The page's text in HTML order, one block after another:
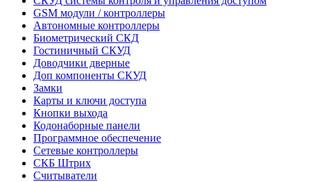
GSM модули / контроллеры
Автономные контроллеры
Биометрический СКД
Гостиничный СКУД
Доводчики дверные
Доп компоненты СКУД
Замки
Карты и ключи доступа
Кнопки выхода
Кодонаборные панели
Программное обеспечение
Сетевые контроллеры
СКБ Штрих
Считыватели